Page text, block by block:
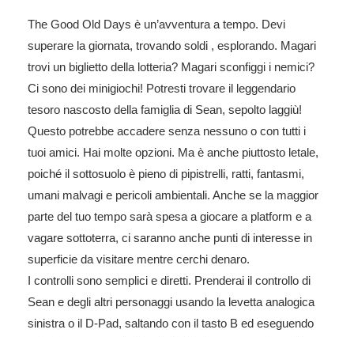
The Good Old Days è un’avventura a tempo. Devi
superare la giornata, trovando soldi , esplorando. Magari
trovi un biglietto della lotteria? Magari sconfiggi i nemici?
Ci sono dei minigiochi! Potresti trovare il leggendario
tesoro nascosto della famiglia di Sean, sepolto laggiù!
Questo potrebbe accadere senza nessuno o con tutti i
tuoi amici. Hai molte opzioni. Ma è anche piuttosto letale,
poiché il sottosuolo è pieno di pipistrelli, ratti, fantasmi,
umani malvagi e pericoli ambientali. Anche se la maggior
parte del tuo tempo sarà spesa a giocare a platform e a
vagare sottoterra, ci saranno anche punti di interesse in
superficie da visitare mentre cerchi denaro.
I controlli sono semplici e diretti. Prenderai il controllo di
Sean e degli altri personaggi usando la levetta analogica
sinistra o il D-Pad, saltando con il tasto B ed eseguendo